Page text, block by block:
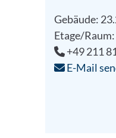
Gebäude:
Etage/
+49 211
E-Mail